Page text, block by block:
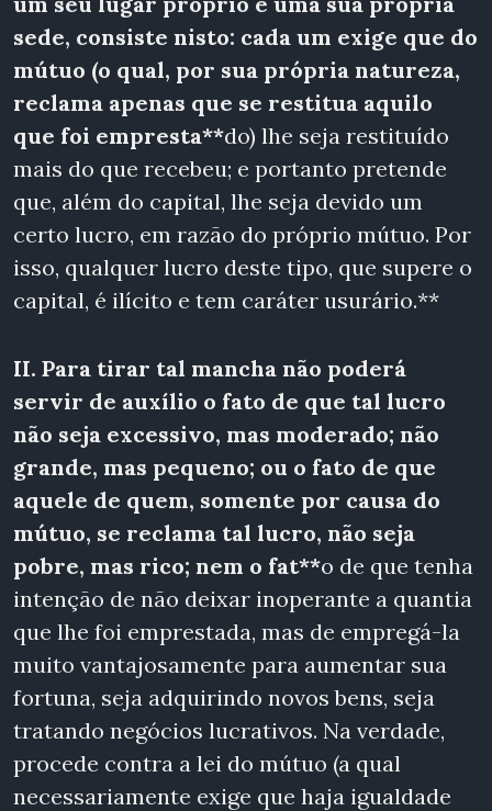
sede, consiste nisto: cada um exige que do
mútuo (o qual, por sua própria natureza,
reclama apenas que se restitua aquilo
que foi empresta**do) lhe seja restituído
mais do que recebeu; e portanto pretende
que, além do capital, lhe seja devido um
certo lucro, em razão do próprio mútuo. Por
isso, qualquer lucro deste tipo, que supere o
capital, é ilícito e tem caráter usurário.**
II. Para tirar tal mancha não poderá
servir de auxílio o fato de que tal lucro
não seja excessivo, mas moderado; não
grande, mas pequeno; ou o fato de que
aquele de quem, somente por causa do
mútuo, se reclama tal lucro, não seja
pobre, mas rico; nem o fat**o de que tenha
intenção de não deixar inoperante a quantia
que lhe foi emprestada, mas de empregá-la
muito vantajosamente para aumentar sua
fortuna, seja adquirindo novos bens, seja
tratando negócios lucrativos. Na verdade,
procede contra a lei do mútuo (a qual
necessariamente exige que haja igualdade